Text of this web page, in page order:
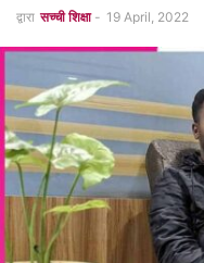
द्वारा सच्ची शिक्षा - 19 April, 2022